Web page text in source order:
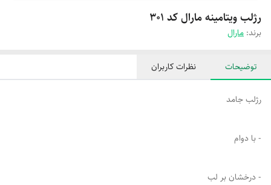
رژلب ویتامینه مارال کد ۳۰۱
برند: مارال
توضیحات نظرات کاربران
رژلب جامد
- با دوام
- درخشان بر لب